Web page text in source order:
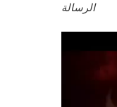
الرسالة